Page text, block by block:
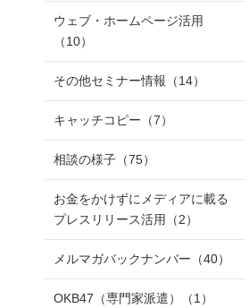
ウェブ・ホームページ活用
（10）
その他セミナー情報 （14）
キャッチコピー （7）
相談の様子 （75）
お金をかけずにメディアに載る
プレスリリース活用
（2）
メルマガバックナンバー （40）
OKB47（専門家派遣） （1）